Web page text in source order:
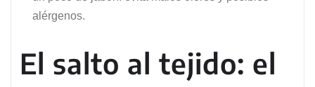
alérgenos.
El salto al tejido: el